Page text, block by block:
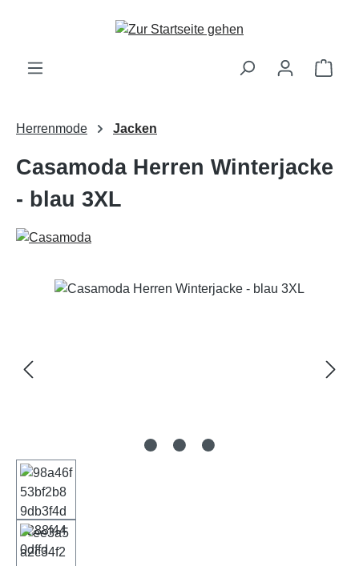
Zum Hauptinhalt springen
Herrenmode Jacken
Casamoda Herren Winterjacke
- blau 3XL
Bildergalerie überspringen